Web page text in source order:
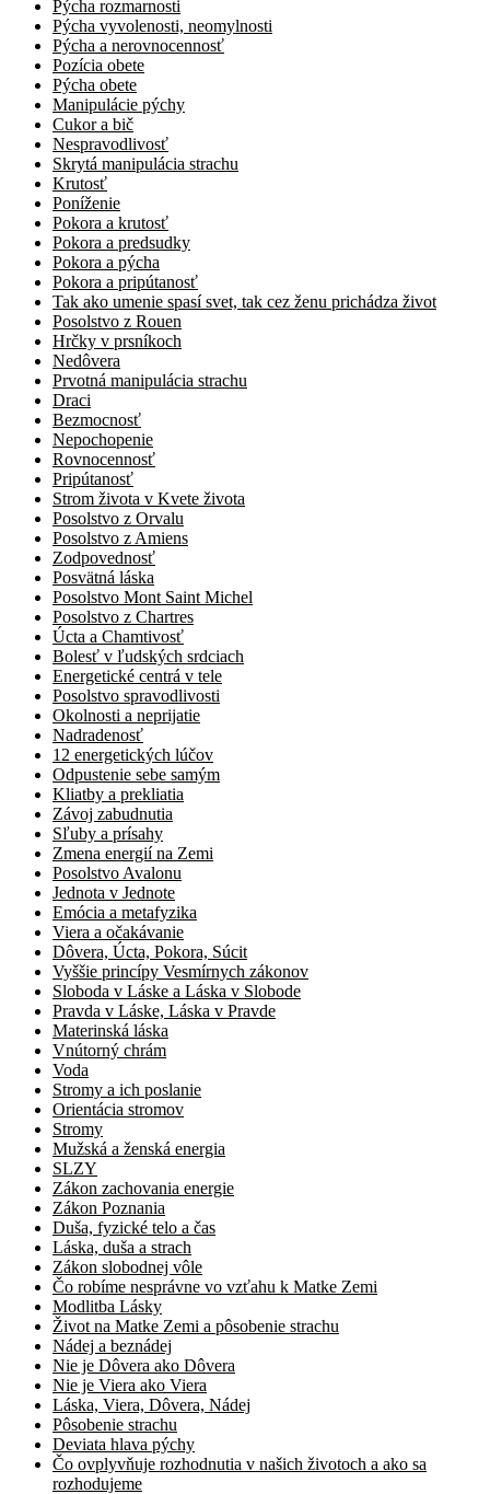
Pýcha rozmarnosti
Pýcha vyvolenosti, neomylnosti
Pýcha a nerovnocennosť
Pozícia obete
Pýcha obete
Manipulácie pýchy
Cukor a bič
Nespravodlivosť
Skrytá manipulácia strachu
Krutosť
Poníženie
Pokora a krutosť
Pokora a predsudky
Pokora a pýcha
Pokora a pripútanosť
Tak ako umenie spasí svet, tak cez ženu prichádza život
Posolstvo z Rouen
Hrčky v prsníkoch
Nedôvera
Prvotná manipulácia strachu
Draci
Bezmocnosť
Nepochopenie
Rovnocennosť
Pripútanosť
Strom života v Kvete života
Posolstvo z Orvalu
Posolstvo z Amiens
Zodpovednosť
Posvätná láska
Posolstvo Mont Saint Michel
Posolstvo z Chartres
Úcta a Chamtivosť
Bolesť v ľudských srdciach
Energetické centrá v tele
Posolstvo spravodlivosti
Okolnosti a neprijatie
Nadradenosť
12 energetických lúčov
Odpustenie sebe samým
Kliatby a prekliatia
Závoj zabudnutia
Sľuby a prísahy
Zmena energií na Zemi
Posolstvo Avalonu
Jednota v Jednote
Emócia a metafyzika
Viera a očakávanie
Dôvera, Úcta, Pokora, Súcit
Vyššie princípy Vesmírnych zákonov
Sloboda v Láske a Láska v Slobode
Pravda v Láske, Láska v Pravde
Materinská láska
Vnútorný chrám
Voda
Stromy a ich poslanie
Orientácia stromov
Stromy
Mužská a ženská energia
SLZY
Zákon zachovania energie
Zákon Poznania
Duša, fyzické telo a čas
Láska, duša a strach
Zákon slobodnej vôle
Čo robíme nesprávne vo vzťahu k Matke Zemi
Modlitba Lásky
Život na Matke Zemi a pôsobenie strachu
Nádej a beznádej
Nie je Dôvera ako Dôvera
Nie je Viera ako Viera
Láska, Viera, Dôvera, Nádej
Pôsobenie strachu
Deviata hlava pýchy
Čo ovplyvňuje rozhodnutia v našich životoch a ako sa
rozhodujeme